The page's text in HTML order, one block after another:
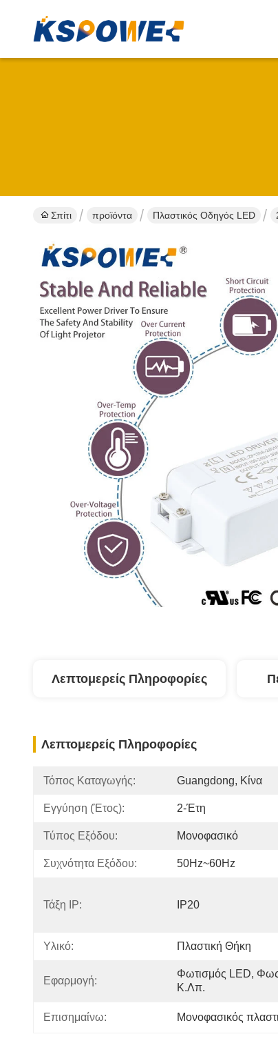
Σπίτι προϊόντα Πλαστικός Οδηγός LED
Λεπτομερείς Πληροφορίες
Λεπτομερείς Πληροφορίες
Τόπος Καταγωγής: Guangdong, Κίνα
Εγγύηση (Έτος): 2-Έτη
Τύπος Εξόδου: Μονοφασικό
Συχνότητα Εξόδου: 50Hz~60Hz
Τάξη IP: IP20
Υλικό: Πλαστική Θήκη
Εφαρμογή:
Φωτισμός LED,
Κ.λπ.
Επισημαίνω: Μονοφασικός